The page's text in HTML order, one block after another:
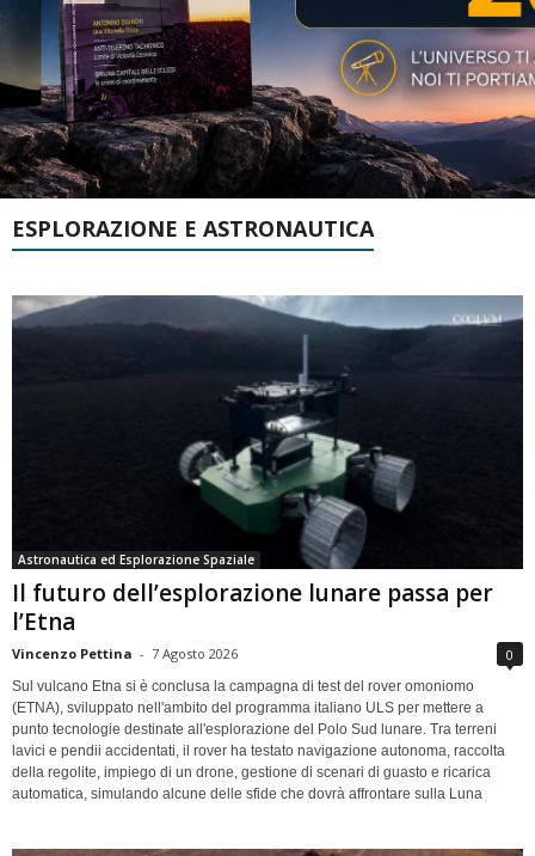
ESPLORAZIONE E ASTRONAUTICA
Astronautica ed Esplorazione Spaziale
Il futuro dell’esplorazione lunare passa per
l’Etna
Vincenzo Pettina - 7 Agosto 2026 0
Sul vulcano Etna si è conclusa la campagna di test del rover omoniomo
(ETNA), sviluppato nell'ambito del programma italiano ULS per mettere a
punto tecnologie destinate all'esplorazione del Polo Sud lunare. Tra terreni
lavici e pendii accidentati, il rover ha testato navigazione autonoma, raccolta
della regolite, impiego di un drone, gestione di scenari di guasto e ricarica
automatica, simulando alcune delle sfide che dovrà affrontare sulla Luna